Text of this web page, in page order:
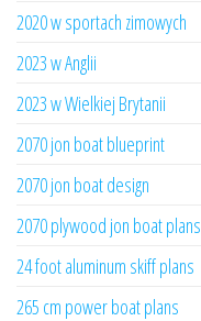
2020 w sportach zimowych
2023 w Anglii
2023 w Wielkiej Brytanii
2070 jon boat blueprint
2070 jon boat design
2070 plywood jon boat plans
24 foot aluminum skiff plans
265 cm power boat plans